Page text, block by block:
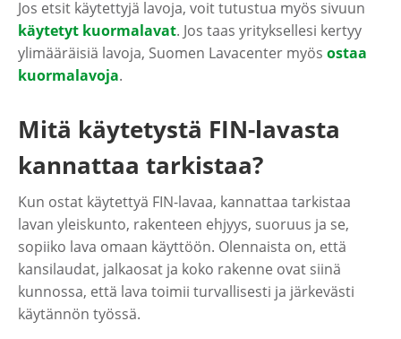
Jos etsit käytettyjä lavoja, voit tutustua myös sivuun
käytetyt kuormalavat. Jos taas yrityksellesi kertyy
ylimääräisiä lavoja, Suomen Lavacenter myös ostaa
kuormalavoja.
Mitä käytetystä FIN-lavasta
kannattaa tarkistaa?
Kun ostat käytettyä FIN-lavaa, kannattaa tarkistaa
lavan yleiskunto, rakenteen ehjyys, suoruus ja se,
sopiiko lava omaan käyttöön. Olennaista on, että
kansilaudat, jalkaosat ja koko rakenne ovat siinä
kunnossa, että lava toimii turvallisesti ja järkevästi
käytännön työssä.